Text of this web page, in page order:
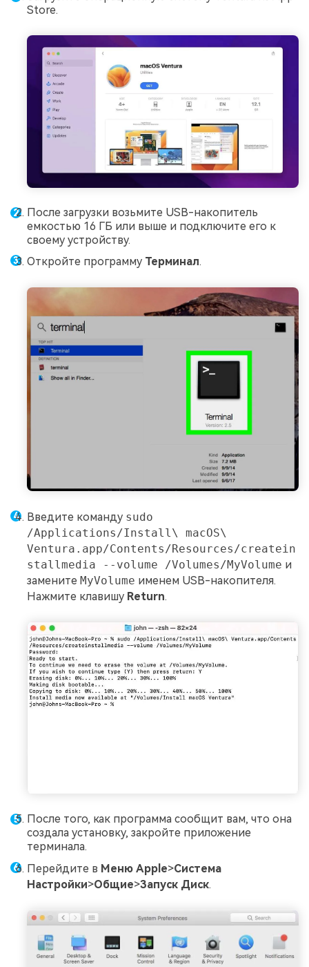
Store.
После загрузки возьмите USB-накопитель
емкостью 16 ГБ или выше и подключите его к
своему устройству.
Откройте программу Терминал.
Введите команду sudo
/Applications/Install\ macOS\
Ventura.app/Contents/Resources/createin
stallmedia --volume /Volumes/MyVolume и
замените MyVolume именем USB-накопителя.
Нажмите клавишу Return.
После того, как программа сообщит вам, что она
создала установку, закройте приложение
терминала.
Перейдите в Меню Apple>Система
Настройки>Общие>Запуск Диск.